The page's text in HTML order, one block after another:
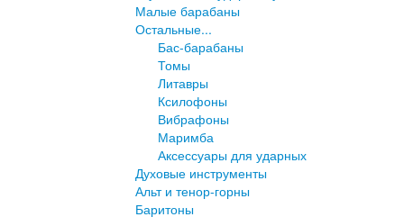
Малые барабаны
Остальные...
Бас-барабаны
Томы
Литавры
Ксилофоны
Вибрафоны
Маримба
Аксессуары для ударных
Духовые инструменты
Альт и тенор-горны
Баритоны